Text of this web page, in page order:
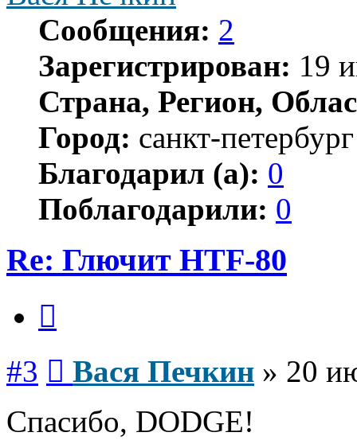
Сообщения: 2
Зарегистрирован: 19
Страна, Регион,
Город: санкт-петербург
Благодарил (а): 0
Поблагодарили: 0
Re: Глючит HTF-80
#3 Вася Печкин » 20
Спасибо, DODGE!